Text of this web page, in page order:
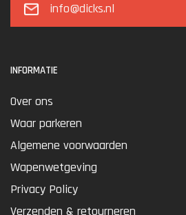
info@dicks.nl
INFORMATIE
Over ons
Waar parkeren
Algemene voorwaarden
Wapenwetgeving
Privacy Policy
Verzenden & retourneren